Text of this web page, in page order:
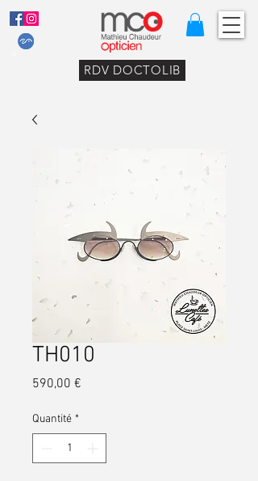
RDV DOCTOLIB
TH010
590,00 €
Quantité *